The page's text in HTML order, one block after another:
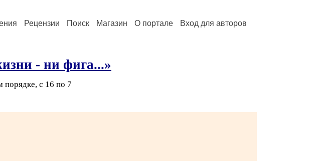
Рецензии Поиск Магазин О портале Вход для авторов
- ни фига...»
порядке, с 16 по 7